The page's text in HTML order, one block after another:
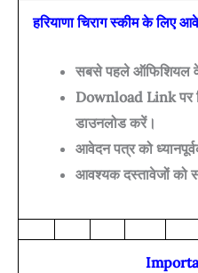
हरियाणा चिराग स्कीम के लिए
सबसे पहले ऑफिशियल
Download Link पर
डाउनलोड करें।
आवेदन पत्र को
आवश्यक दस्तावेजों को